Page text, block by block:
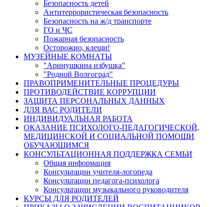
Безопасность детей
Антитеррористическая безопасность
Безопасность на ж/д транспорте
ГО и ЧС
Пожарная безопасность
Осторожно, клещи!
МУЗЕЙНЫЕ КОМНАТЫ
"Аринушкина избушка"
"Родной Волгоград"
ПРАВОПРИМЕНИТЕЛЬНЫЕ ПРОЦЕДУРЫ
ПРОТИВОДЕЙСТВИЕ КОРРУПЦИИ
ЗАЩИТА ПЕРСОНАЛЬНЫХ ДАННЫХ
ДЛЯ ВАС РОДИТЕЛИ
ИНДИВИДУАЛЬНАЯ РАБОТА
ОКАЗАНИЕ ПСИХОЛОГО-ПЕДАГОГИЧЕСКОЙ,
МЕДИЦИНСКОЙ И СОЦИАЛЬНОЙ ПОМОЩИ
ОБУЧАЮЩИМСЯ
КОНСУЛЬТАЦИОННАЯ ПОДДЕРЖКА СЕМЬИ
Общая информация
Консультации учителя-логопеда
Консультации педагога-психолога
Консультации музыкального руководителя
КУРСЫ ДЛЯ РОДИТЕЛЕЙ